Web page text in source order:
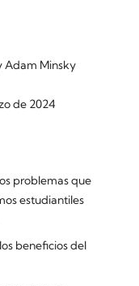
Adam Minsky
de 2024
problemas que
estudiantiles
beneficios del